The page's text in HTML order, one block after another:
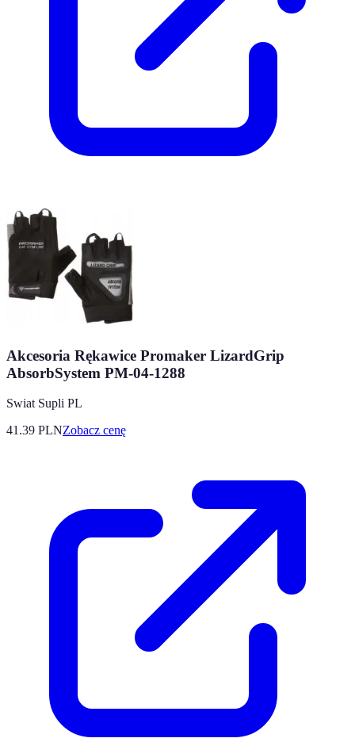
Akcesoria Rękawice Promaker LizardGrip
AbsorbSystem PM-04-1288
Swiat Supli PL
41.39 PLNZobacz cenę